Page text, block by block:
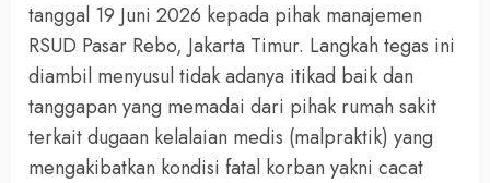
tanggal 19 Juni 2026 kepada pihak manajemen
RSUD Pasar Rebo, Jakarta Timur. Langkah tegas ini
diambil menyusul tidak adanya itikad baik dan
tanggapan yang memadai dari pihak rumah sakit
terkait dugaan kelalaian medis (malpraktik) yang
mengakibatkan kondisi fatal korban yakni cacat